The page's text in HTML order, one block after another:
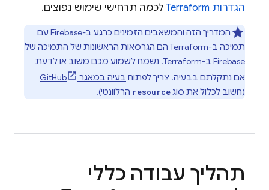
הגדרות Terraform
לכמה תרחישי שימוש נפוצים.
המדריך הזה והמשאבים הזמינים כרגע ב-Firebase עם
תמיכה ב-Terraform הם הגרסאות הראשונות של התמיכה של
Firebase ב-Terraform. נשמח לשמוע מכם משוב או לדעת
אם נתקלתם בבעיה. צריך לפתוח בעיה במאגר GitHub
(חשוב לכלול את סוגresource הרלוונטי).
תהליך עבודה כללי